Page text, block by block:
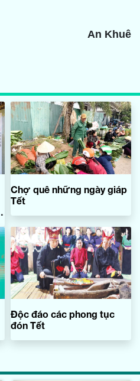
An Khuê
Chợ quê những ngày giáp
Tết
Độc đáo các phong tục
đón Tết